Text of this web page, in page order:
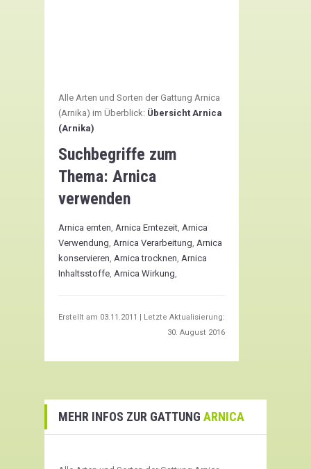
Alle Arten und Sorten der Gattung Arnica
(Arnika) im Überblick: Übersicht Arnica
(Arnika)
Suchbegriffe zum
Thema: Arnica
verwenden
Arnica ernten, Arnica Erntezeit, Arnica
Verwendung, Arnica Verarbeitung, Arnica
konservieren, Arnica trocknen, Arnica
Inhaltsstoffe, Arnica Wirkung,
Erstellt am 03.11.2011 | Letzte Aktualisierung:
30. August 2016
MEHR INFOS ZUR GATTUNG ARNICA